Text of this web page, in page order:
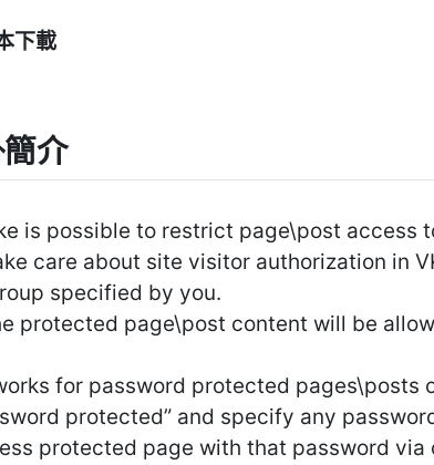
下載
介
is possible to restrict page\post access
care about site visitor authorization in
specified by you.
protected page\post content will be
for password protected pages\posts
protected” and specify any
protected page with that password